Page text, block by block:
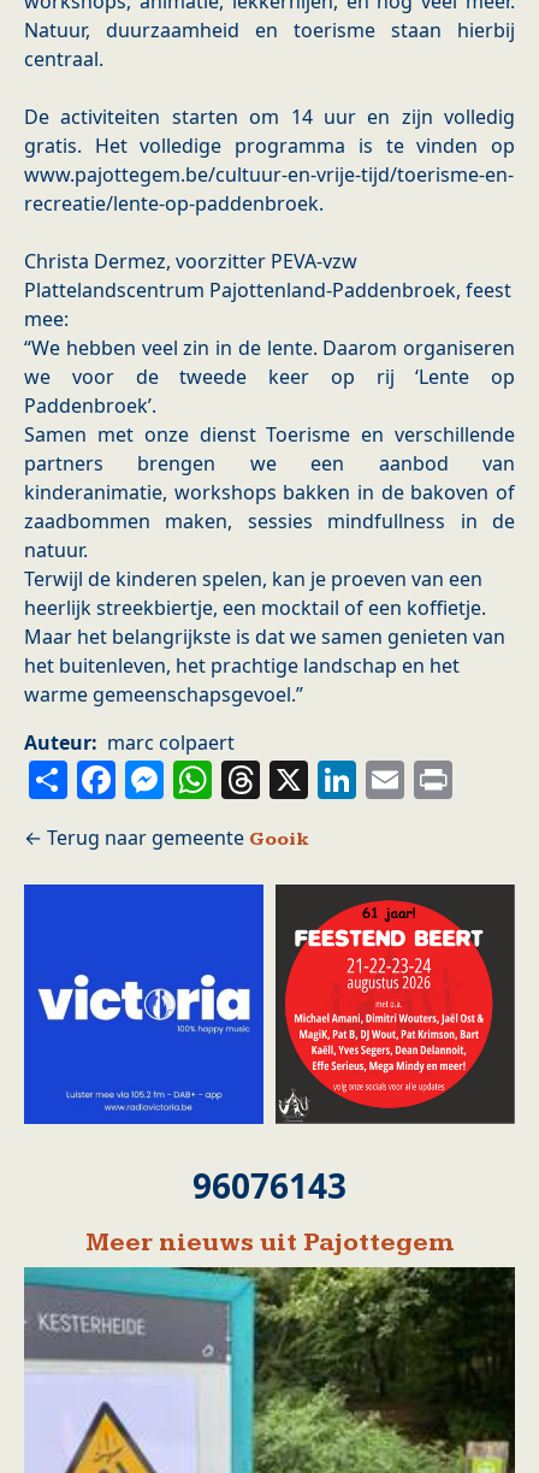
Natuur, duurzaamheid en toerisme staan hierbij
centraal.
De activiteiten starten om 14 uur en zijn volledig
gratis. Het volledige programma is te vinden op
www.pajottegem.be/cultuur-en-vrije-tijd/toerisme-en-
recreatie/lente-op-paddenbroek.
Christa Dermez, voorzitter PEVA-vzw
Plattelandscentrum Pajottenland-Paddenbroek, feest
mee:
“We hebben veel zin in de lente. Daarom organiseren
we voor de tweede keer op rij ‘Lente op
Paddenbroek’.
Samen met onze dienst Toerisme en verschillende
partners brengen we een aanbod van
kinderanimatie, workshops bakken in de bakoven of
zaadbommen maken, sessies mindfullness in de
natuur.
Terwijl de kinderen spelen, kan je proeven van een
heerlijk streekbiertje, een mocktail of een koffietje.
Maar het belangrijkste is dat we samen genieten van
het buitenleven, het prachtige landschap en het
warme gemeenschapsgevoel.”
Auteur
marc colpaert
ShareFacebook
Messenger
WhatsApp
Threads
X LinkedIn
Email
Gooik
96076143
Meer nieuws uit Pajottegem